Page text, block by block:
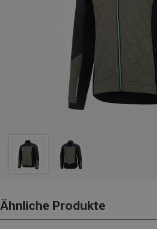
Ähnliche Produkte